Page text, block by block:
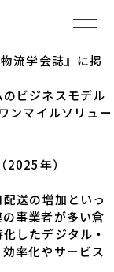
流学会誌』に掲
のビジネスモデル
ンマイルソリュー
年）
送の増加といっ
事業者が多い倉
したデジタル・
率化やサービス